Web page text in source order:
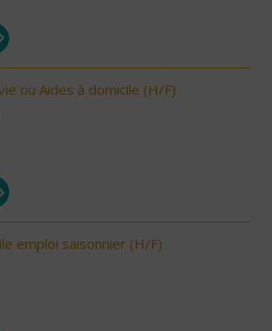
ou Aides à domicile (H/F)
emploi saisonnier (H/F)